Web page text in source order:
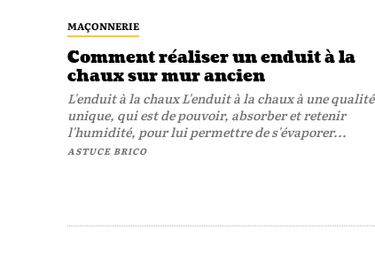
MAÇONNERIE
Comment réaliser un enduit à la
chaux sur mur ancien
L'enduit à la chaux L'enduit à la chaux à une qualité
unique, qui est de pouvoir, absorber et retenir
l'humidité, pour lui permettre de s'évaporer...
ASTUCE BRICO